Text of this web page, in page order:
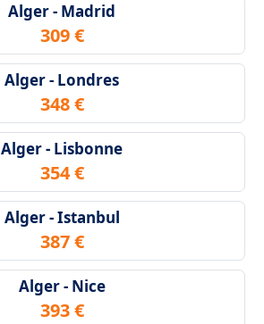
Alger - Madrid
309 €
Alger - Londres
348 €
Alger - Lisbonne
354 €
Alger - Istanbul
387 €
Alger - Nice
393 €